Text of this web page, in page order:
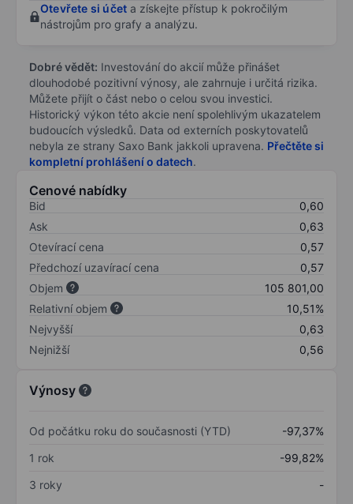
Otevřete si účet a získejte přístup k pokročilým
nástrojům pro grafy a analýzu.
Dobré vědět: Investování do akcií může přinášet
dlouhodobé pozitivní výnosy, ale zahrnuje i určitá rizika.
Můžete přijít o část nebo o celou svou investici.
Historický výkon této akcie není spolehlivým ukazatelem
budoucích výsledků. Data od externích poskytovatelů
nebyla ze strany Saxo Bank jakkoli upravena. Přečtěte si
kompletní prohlášení o datech.
Cenové nabídky
Bid
0,60
Ask
0,63
Otevírací cena
0,57
Předchozí uzavírací cena
0,57
Objem
105 801,00
Relativní objem
10,51%
Nejvyšší
0,63
Nejnižší
0,56
Výnosy
Od počátku roku do současnosti (YTD)
-97,37%
1 rok
-99,82%
3 roky
-